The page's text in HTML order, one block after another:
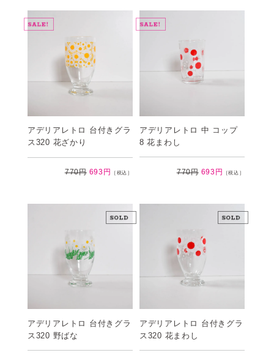
会員登録
ログイン
お問い合わせ
アデリアレトロ 台付きグラ
ス320 花ざかり
770円693円 ［税込］
アデリアレトロ 中 コップ
8 花まわし
770円693円 ［税込］
アデリアレトロ 台付きグラ
ス320 野ばな
アデリアレトロ 台付きグラ
ス320 花まわし